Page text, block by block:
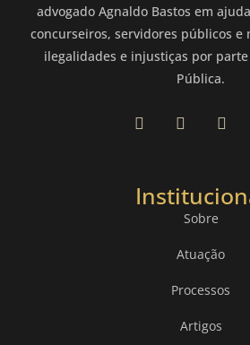
advogado Agnaldo Bastos em
concurseiros, servidores públicos e
ilegalidades e injustiças por
Pública.
Sobre
Atuação
Processos
Artigos